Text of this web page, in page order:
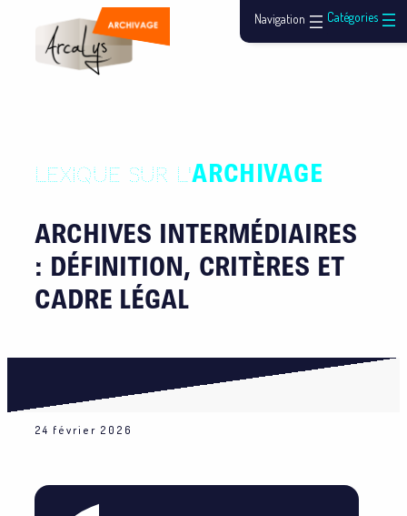
LEXIQUE SUR L'ARCHIVAGE
ARCHIVES INTERMÉDIAIRES
: DÉFINITION, CRITÈRES ET
CADRE LÉGAL
24 février 2026